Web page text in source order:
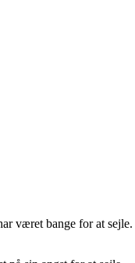
været bange for at sejle.